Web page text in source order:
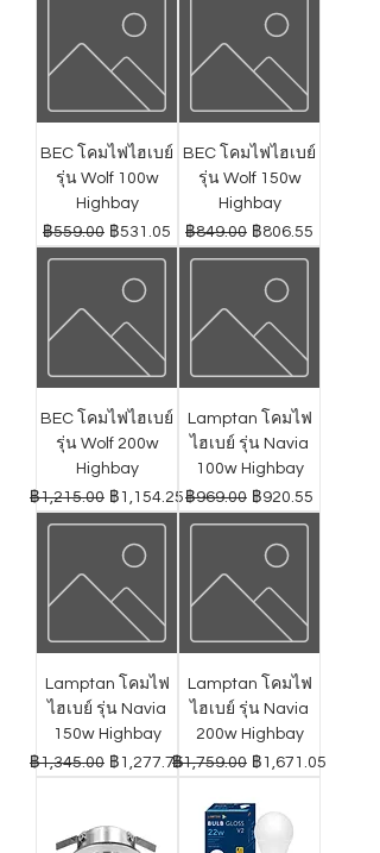
BEC โคมไฟไฮเบย์
รุ่น Wolf 100w
Highbay
ราคาปกติ
฿559.00 ราคาขายลด
฿531.05
BEC โคมไฟไฮเบย์
รุ่น Wolf 150w
Highbay
ราคาปกติ
฿849.00 ราคาขายลด
฿806.55
BEC โคมไฟไฮเบย์
รุ่น Wolf 200w
Highbay
ราคาปกติ
฿1,215.00 ราคาขายลด
฿1,154.25
Lamptan โคมไฟ
ไฮเบย์ รุ่น Navia
100w Highbay
ราคาปกติ
฿969.00 ราคาขายลด
฿920.55
Lamptan โคมไฟ
ไฮเบย์ รุ่น Navia
150w Highbay
ราคาปกติ
฿1,345.00 ราคาขายลด
฿1,277.75
Lamptan โคมไฟ
ไฮเบย์ รุ่น Navia
200w Highbay
ราคาปกติ
฿1,759.00 ราคาขายลด
฿1,671.05